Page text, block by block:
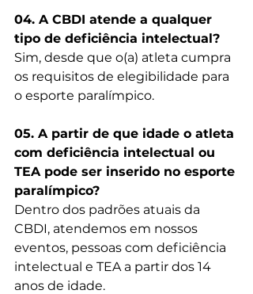
04. A CBDI atende a qualquer
tipo de deficiência intelectual?
Sim, desde que o(a) atleta cumpra
os requisitos de elegibilidade para
o esporte paralímpico.
05. A partir de que idade o atleta
com deficiência intelectual ou
TEA pode ser inserido no esporte
paralímpico?
Dentro dos padrões atuais da
CBDI, atendemos em nossos
eventos, pessoas com deficiência
intelectual e TEA a partir dos 14
anos de idade.